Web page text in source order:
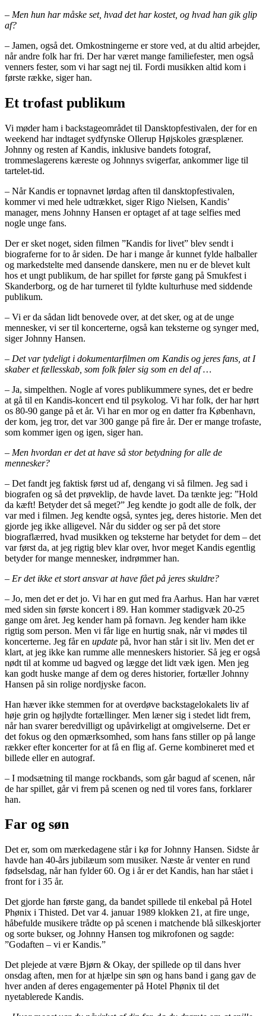
– Men hun har måske set, hvad det har kostet, og hvad han gik glip
af?
– Jamen, også det. Omkostningerne er store ved, at du altid arbejder,
når andre folk har fri. Der har været mange familiefester, men også
venners fester, som vi har sagt nej til. Fordi musikken altid kom i
første række, siger han.
Et trofast publikum
Vi møder ham i backstageområdet til Dansktopfestivalen, der for en
weekend har indtaget sydfynske Ollerup Højskoles græsplæner.
Johnny og resten af Kandis, inklusive bandets fotograf,
trommeslagerens kæreste og Johnnys svigerfar, ankommer lige til
tartelet-tid.
– Når Kandis er topnavnet lørdag aften til dansktopfestivalen,
kommer vi med hele udtrækket, siger Rigo Nielsen, Kandis’
manager, mens Johnny Hansen er optaget af at tage selfies med
nogle unge fans.
Der er sket noget, siden filmen ”Kandis for livet” blev sendt i
biograferne for to år siden. De har i mange år kunnet fylde halballer
og markedstelte med dansende danskere, men nu er de blevet kult
hos et ungt publikum, de har spillet for første gang på Smukfest i
Skanderborg, og de har turneret til fyldte kulturhuse med siddende
publikum.
– Vi er da sådan lidt benovede over, at det sker, og at de unge
mennesker, vi ser til koncerterne, også kan teksterne og synger med,
siger Johnny Hansen.
– Det var tydeligt i dokumentarfilmen om Kandis og jeres fans, at I
skaber et fællesskab, som folk føler sig som en del af …
– Ja, simpelthen. Nogle af vores publikummere synes, det er bedre
at gå til en Kandis-koncert end til psykolog. Vi har folk, der har hørt
os 80-90 gange på et år. Vi har en mor og en datter fra København,
der kom, jeg tror, det var 300 gange på fire år. Der er mange trofaste,
som kommer igen og igen, siger han.
– Men hvordan er det at have så stor betydning for alle de
mennesker?
– Det fandt jeg faktisk først ud af, dengang vi så filmen. Jeg sad i
biografen og så det prøveklip, de havde lavet. Da tænkte jeg: ”Hold
da kæft! Betyder det så meget?” Jeg kendte jo godt alle de folk, der
var med i filmen. Jeg kendte også, syntes jeg, deres historie. Men det
gjorde jeg ikke alligevel. Når du sidder og ser på det store
biograflærred, hvad musikken og teksterne har betydet for dem – det
var først da, at jeg rigtig blev klar over, hvor meget Kandis egentlig
betyder for mange mennesker, indrømmer han.
– Er det ikke et stort ansvar at have fået på jeres skuldre?
– Jo, men det er det jo. Vi har en gut med fra Aarhus. Han har været
med siden sin første koncert i 89. Han kommer stadigvæk 20-25
gange om året. Jeg kender ham på fornavn. Jeg kender ham ikke
rigtig som person. Men vi får lige en hurtig snak, når vi mødes til
koncerterne. Jeg får en update på, hvor han står i sit liv. Men det er
klart, at jeg ikke kan rumme alle menneskers historier. Så jeg er også
nødt til at komme ud bagved og lægge det lidt væk igen. Men jeg
kan godt huske mange af dem og deres historier, fortæller Johnny
Hansen på sin rolige nordjyske facon.
Han hæver ikke stemmen for at overdøve backstagelokalets liv af
høje grin og højlydte fortællinger. Men læner sig i stedet lidt frem,
når han svarer beredvilligt og upåvirkeligt at omgivelserne. Det er
det fokus og den opmærksomhed, som hans fans stiller op på lange
rækker efter koncerter for at få en flig af. Gerne kombineret med et
billede eller en autograf.
– I modsætning til mange rockbands, som går bagud af scenen, når
de har spillet, går vi frem på scenen og ned til vores fans, forklarer
han.
Far og søn
Det er, som om mærkedagene står i kø for Johnny Hansen. Sidste år
havde han 40-års jubilæum som musiker. Næste år venter en rund
fødselsdag, når han fylder 60. Og i år er det Kandis, han har stået i
front for i 35 år.
Det gjorde han første gang, da bandet spillede til enkebal på Hotel
Phønix i Thisted. Det var 4. januar 1989 klokken 21, at fire unge,
håbefulde musikere trådte op på scenen i matchende blå silkeskjorter
og sorte bukser, og Johnny Hansen tog mikrofonen og sagde:
”Godaften – vi er Kandis.”
Det plejede at være Bjørn & Okay, der spillede op til dans hver
onsdag aften, men for at hjælpe sin søn og hans band i gang gav de
hver anden af deres engagementer på Hotel Phønix til det
nyetablerede Kandis.